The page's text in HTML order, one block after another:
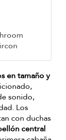
en tamaño y
sonido,
Los
con duchas
central